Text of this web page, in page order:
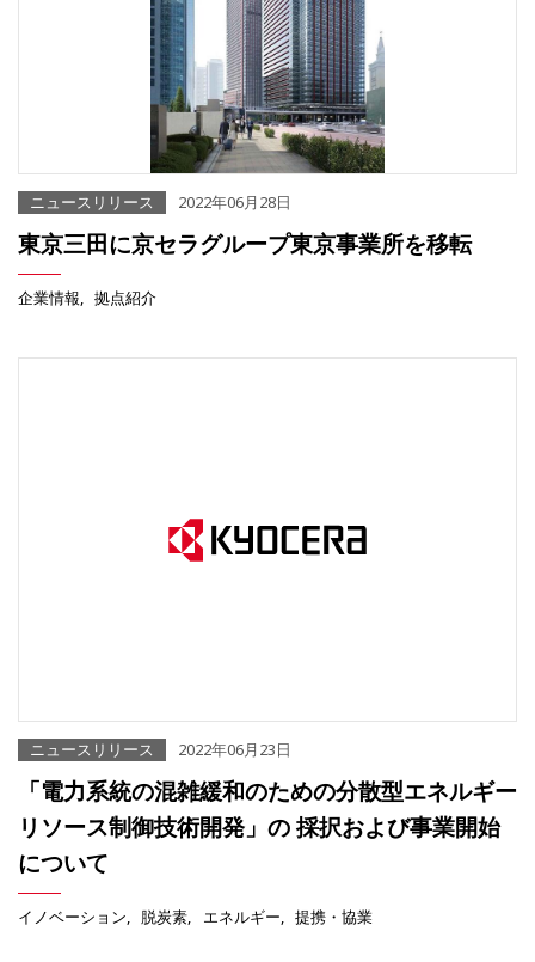
ニュースリリース 2022年06月28日
東京三田に京セラグループ東京事業所を移転
企業情報 拠点紹介
ニュースリリース 2022年06月23日
「電力系統の混雑緩和のための分散型エネルギー
リソース制御技術開発」の 採択および事業開始
について
イノベーション 脱炭素 エネルギー 提携・協業